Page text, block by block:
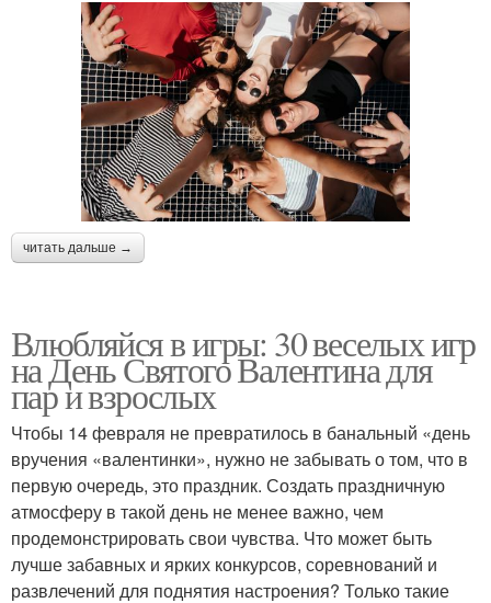
читать дальше →
Влюбляйся в игры: 30 веселых игр
на День Святого Валентина для
пар и взрослых
Чтобы 14 февраля не превратилось в банальный «день
вручения «валентинки», нужно не забывать о том, что в
первую очередь, это праздник. Создать праздничную
атмосферу в такой день не менее важно, чем
продемонстрировать свои чувства. Что может быть
лучше забавных и ярких конкурсов, соревнований и
развлечений для поднятия настроения? Только такие